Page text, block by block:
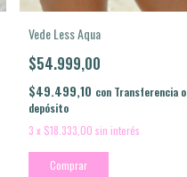
Vede Less Aqua
$54.999,00
$49.499,10 con Transferencia o
depósito
3 x $18.333,00 sin interés
Comprar